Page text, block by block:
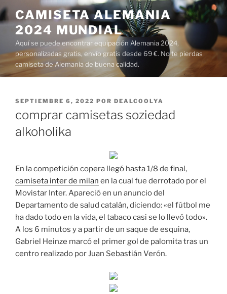
Saltar
al
contenido
CAMISETA ALEMANIA
2024 MUNDIAL
Aquí se puede encontrar equipación Alemania 2024,
personalizadas gratis, envío gratis desde 69 €. No te pierdas
camiseta de Alemania de buena calidad.
PUBLICADO
SEPTIEMBRE 6, 2022 POR DEALCOOLYA
comprar camisetas soziedad
alkoholika
En la competición copera llegó hasta 1/8 de final,
camiseta inter de milan en la cual fue derrotado por el
Movistar Inter. Apareció en un anuncio del
Departamento de salud catalán, diciendo: «el fútbol me
ha dado todo en la vida, el tabaco casi se lo llevó todo».
A los 6 minutos y a partir de un saque de esquina,
Gabriel Heinze marcó el primer gol de palomita tras un
centro realizado por Juan Sebastián Verón.